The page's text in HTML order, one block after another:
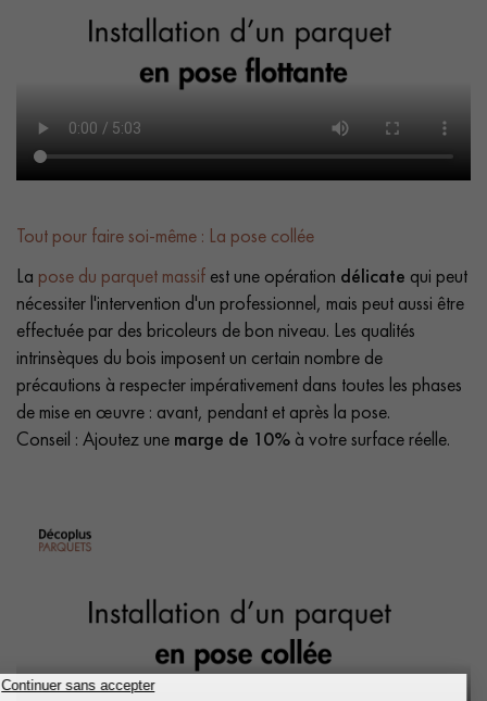
Tout pour faire soi-même : La pose collée
La pose du parquet massif est une opération délicate qui peut
nécessiter l'intervention d'un professionnel, mais peut aussi être
effectuée par des bricoleurs de bon niveau. Les qualités
intrinsèques du bois imposent un certain nombre de
précautions à respecter impérativement dans toutes les phases
de mise en œuvre : avant, pendant et après la pose.
Conseil : Ajoutez une marge de 10% à votre surface réelle.